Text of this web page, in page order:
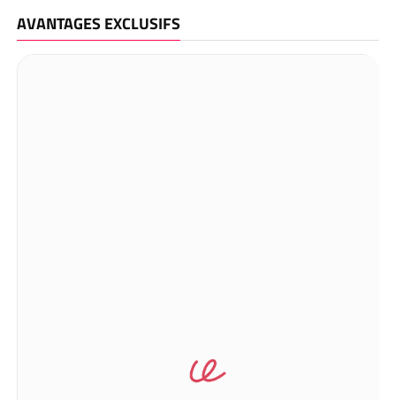
AVANTAGES EXCLUSIFS